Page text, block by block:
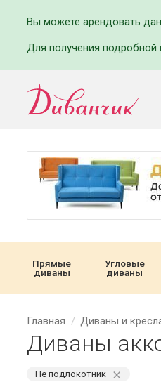
Вы можете арендовать
Для получения
Прямые
диваны
Угловые
диваны
Главная Диваны и
Диваны
Не подлокотник ⨯